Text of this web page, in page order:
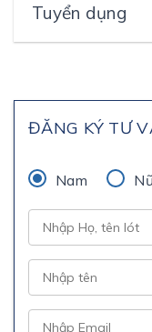
Tuyển dụng
ĐĂNG KÝ TƯ
Nam